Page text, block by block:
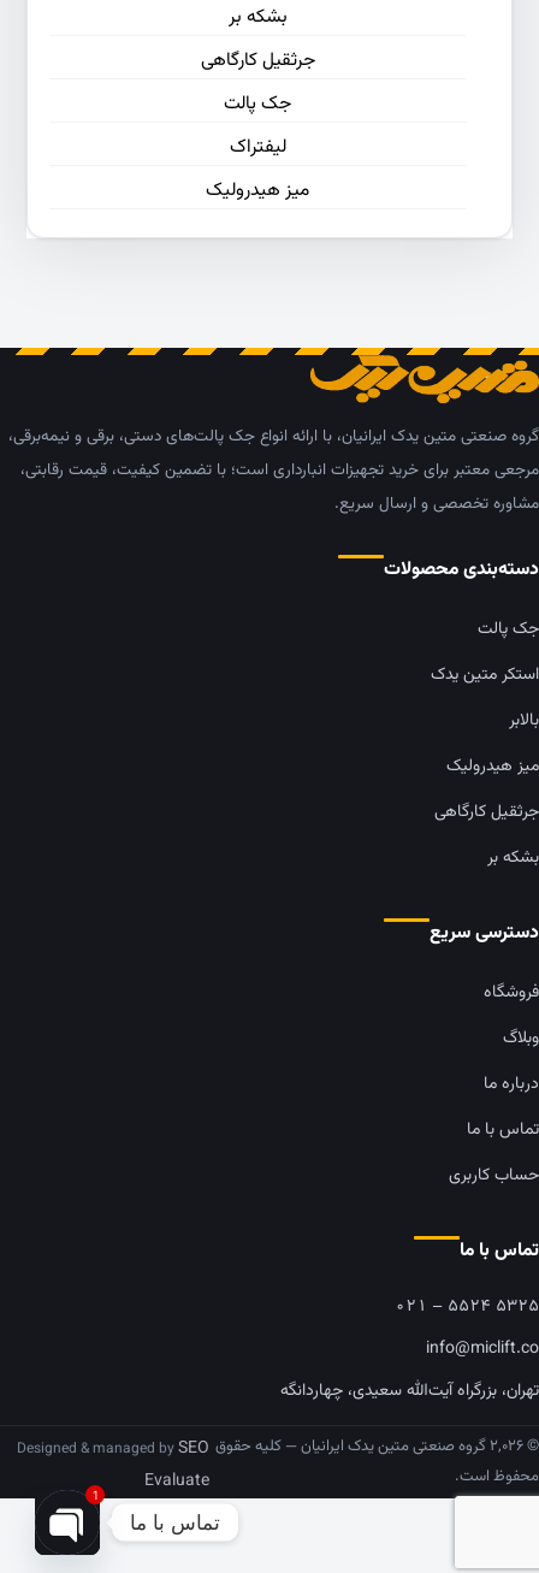
بشکه بر
جرثقیل کارگاهی
جک پالت
لیفتراک
میز هیدرولیک
گروه صنعتی متین یدک ایرانیان، با ارائه انواع جک پالت‌های دستی، برقی و نیمه‌برقی،
مرجعی معتبر برای خرید تجهیزات انبارداری است؛ با تضمین کیفیت، قیمت رقابتی،
مشاوره تخصصی و ارسال سریع.
دسته‌بندی محصولات
جک پالت
استکر متین یدک
بالابر
میز هیدرولیک
جرثقیل کارگاهی
بشکه بر
دسترسی سریع
فروشگاه
وبلاگ
درباره ما
تماس با ما
حساب کاربری
تماس با ما
۰۲۱ – ۵۵۲۴ ۵۳۲۵
info@miclift.co
تهران، بزرگراه آیت‌الله سعیدی، چهاردانگه
© ۲,۰۲۶ گروه صنعتی متین یدک ایرانیان — کلیه حقوق
محفوظ است.
Designed & managed bySEO
Evaluate
تماس با ما
1